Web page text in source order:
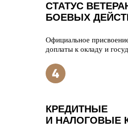
СТАТУС
БОЕВЫХ
Официальное
доплаты к окладу и
КРЕДИТНЫЕ
И НАЛОГОВЫЕ